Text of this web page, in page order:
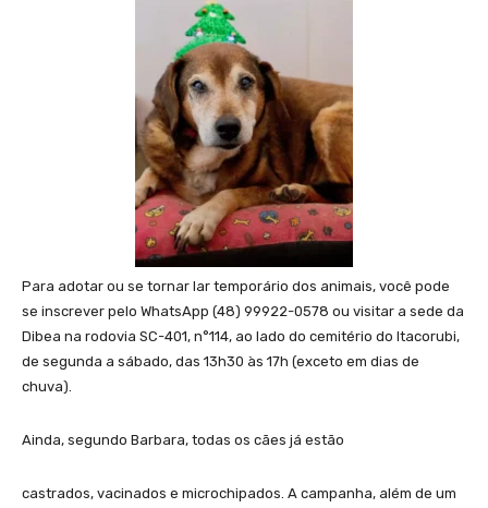
Para adotar ou se tornar lar temporário dos animais, você pode
se inscrever pelo WhatsApp (48) 99922-0578 ou visitar a sede da
Dibea na rodovia SC-401, n°114, ao lado do cemitério do Itacorubi,
de segunda a sábado, das 13h30 às 17h (exceto em dias de
chuva).
Ainda, segundo Barbara, todas os cães já estão
castrados, vacinados e microchipados. A campanha, além de um